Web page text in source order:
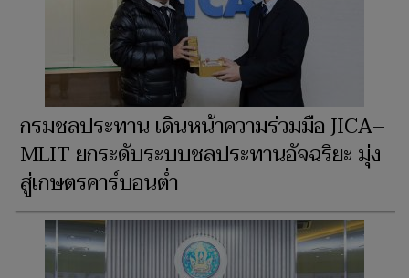
กรมชลประทาน เดินหน้าความร่วมมือ JICA–
MLIT ยกระดับระบบชลประทานอัจฉริยะ มุ่ง
สู่เกษตรคาร์บอนต่ำ